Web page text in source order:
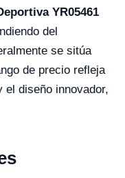
YR05461
del
se sitúa
de precio refleja
el diseño innovador,